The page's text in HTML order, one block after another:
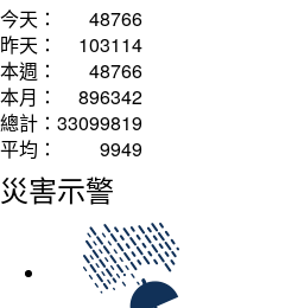
今天：
48766
昨天：
103114
本週：
48766
本月：
896342
總計： 33099819
平均：
9949
災害示警